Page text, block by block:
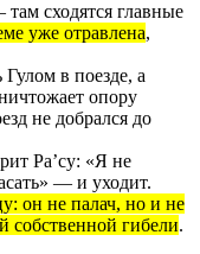
сходятся главные
уже отравлена,
Гулом в поезде, а
опору
не добрался до
Ра’су: «Я не
— и уходит.
он не палач, но и не
собственной гибели.